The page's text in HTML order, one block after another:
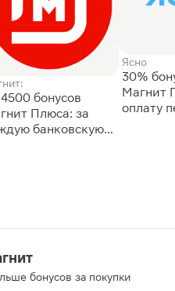
бонусов
Плюса: за
банковскую
Ясно
30%
Магнит
оплату
бонусов за покупки